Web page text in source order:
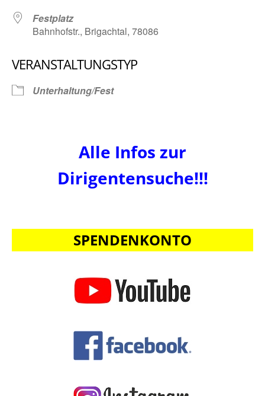
Festplatz
Bahnhofstr., Brigachtal, 78086
VERANSTALTUNGSTYP
Unterhaltung/Fest
Alle Infos zur
Dirigentensuche!!!
SPENDENKONTO